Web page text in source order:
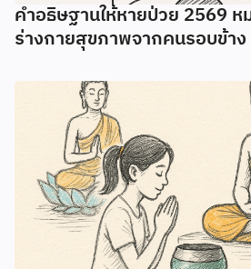
คำอธิษฐานให้หายป่วย 2569 ห
ร่างกายสุขภาพจากคนรอบข้าง